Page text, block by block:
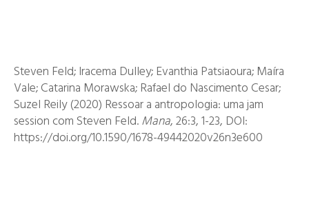
Steven Feld; Iracema Dulley; Evanthia Patsiaoura; Maíra
Vale; Catarina Morawska; Rafael do Nascimento Cesar;
Suzel Reily (2020) Ressoar a antropologia: uma jam
session com Steven Feld.Mana, 26:3, 1-23, DOI:
https://doi.org/10.1590/1678-49442020v26n3e600